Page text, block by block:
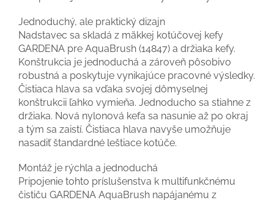
Jednoduchý, ale praktický dizajn
Nadstavec sa skladá z mäkkej kotúčovej kefy
GARDENA pre AquaBrush (14847) a držiaka kefy.
Konštrukcia je jednoduchá a zároveň pôsobivo
robustná a poskytuje vynikajúce pracovné výsledky.
Čistiaca hlava sa vďaka svojej dômyselnej
konštrukcii ľahko vymieňa. Jednoducho sa stiahne z
držiaka. Nová nylonová kefa sa nasunie až po okraj
a tým sa zaistí. Čistiaca hlava navyše umožňuje
nasadiť štandardné leštiace kotúče.
Montáž je rýchla a jednoduchá
Pripojenie tohto príslušenstva k multifunkčnému
čističu GARDENA AquaBrush napájanému z